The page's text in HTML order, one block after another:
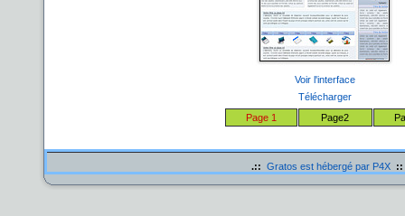
Voir l'interface
Télécharger
Page 1
Page2
.:: Gratos est hébergé par P4X ::